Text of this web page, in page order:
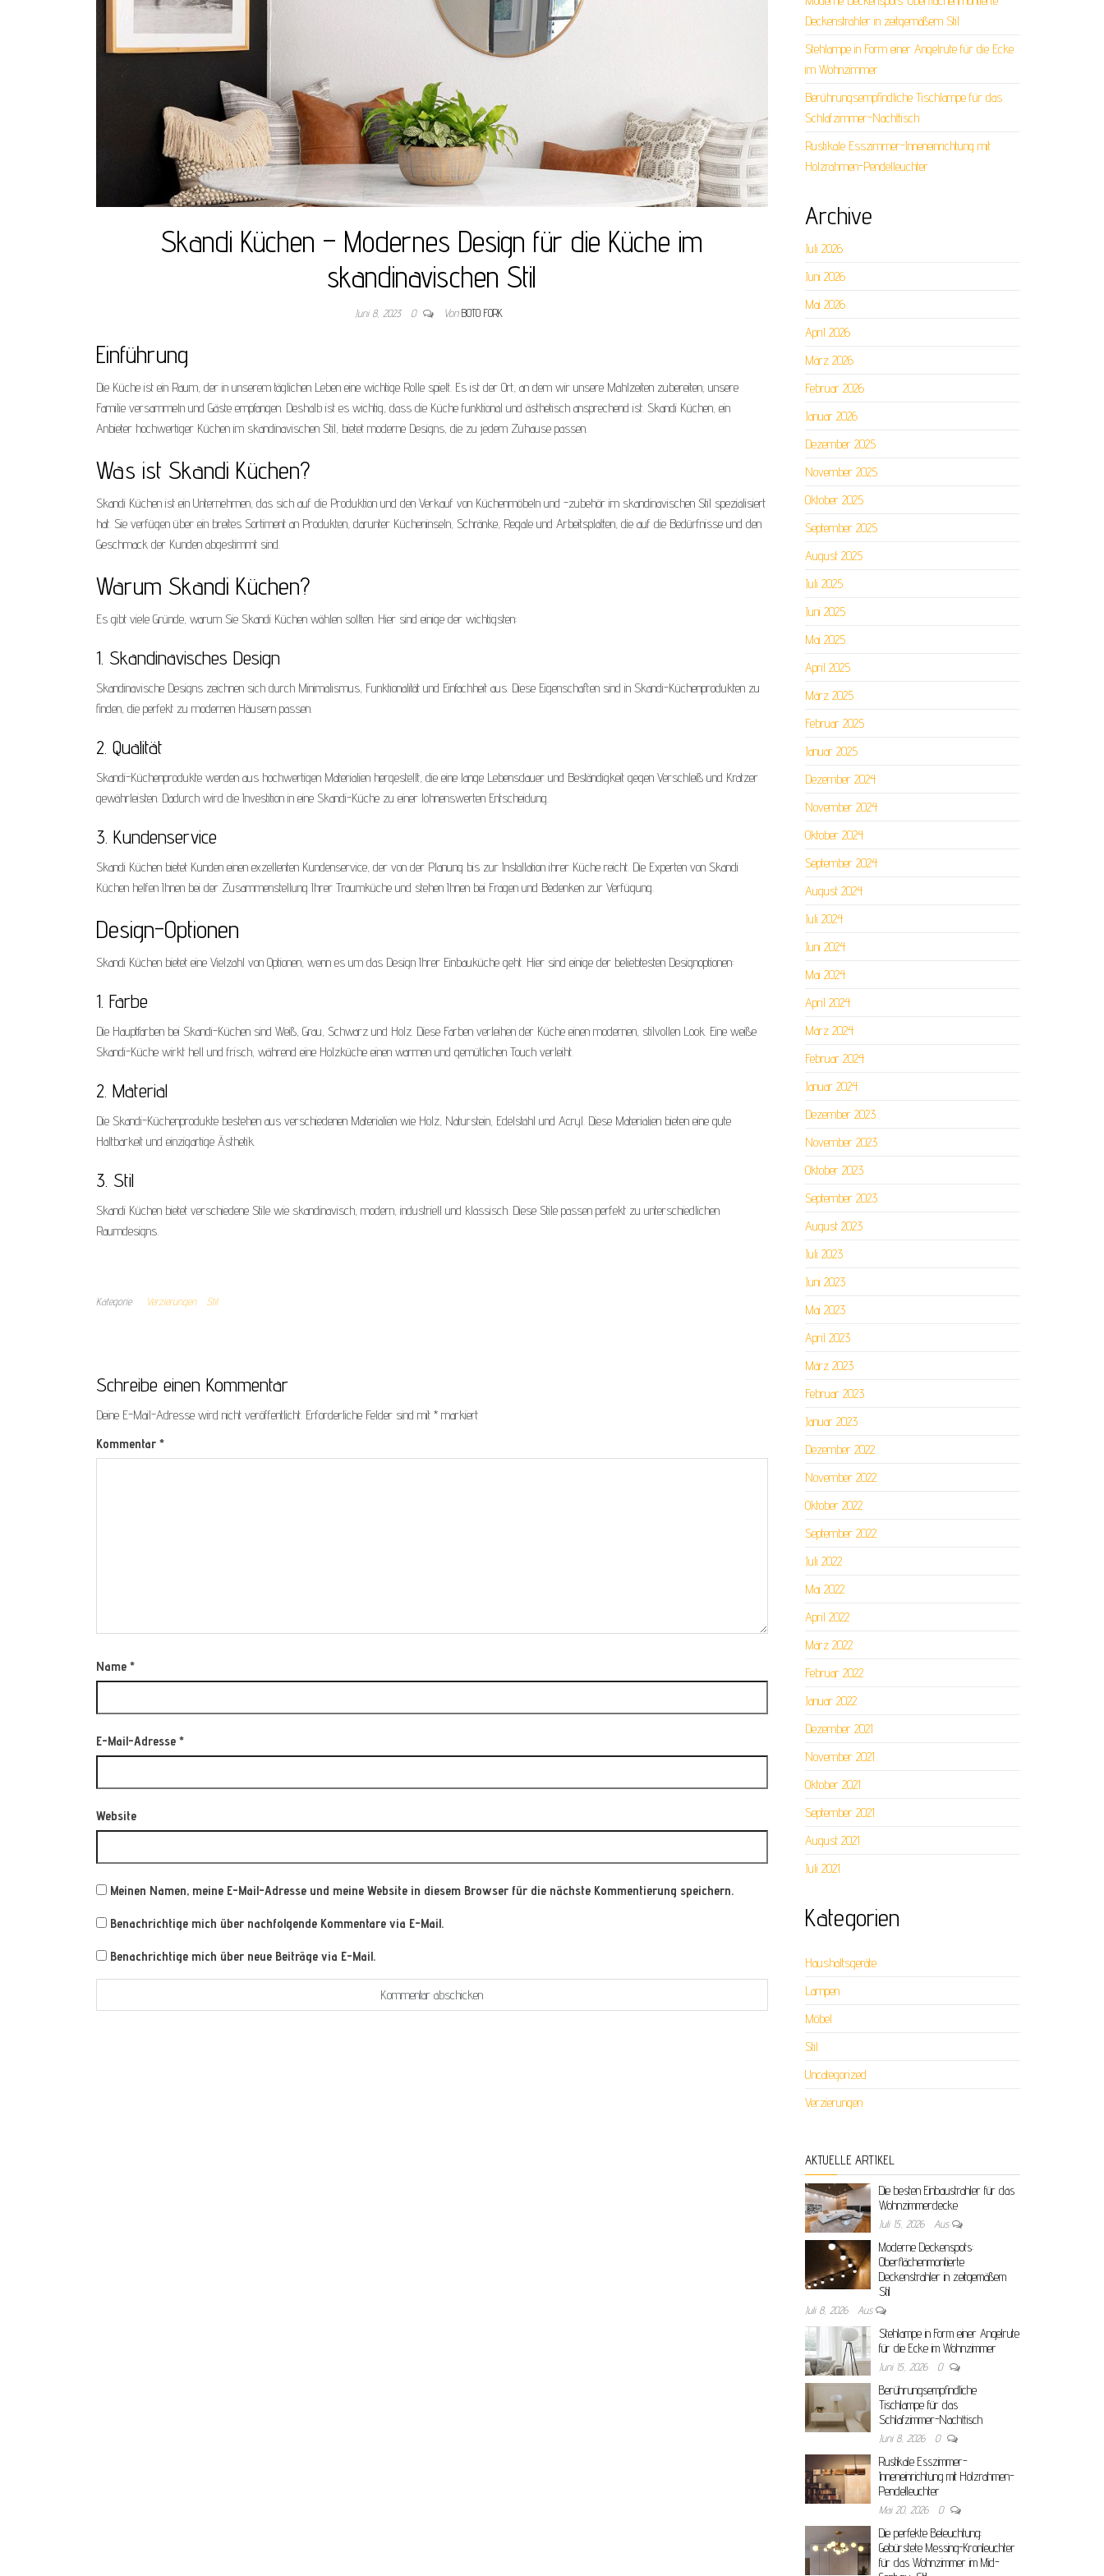
Skandi Küchen – Modernes Design für die Küche im
skandinavischen Stil
Juni 8, 2023 0 Von BOTO FORK
Einführung
Die Küche ist ein Raum, der in unserem täglichen Leben eine wichtige Rolle spielt. Es ist der Ort, an dem wir unsere Mahlzeiten zubereiten, unsere
Familie versammeln und Gäste empfangen. Deshalb ist es wichtig, dass die Küche funktional und ästhetisch ansprechend ist. Skandi Küchen, ein
Anbieter hochwertiger Küchen im skandinavischen Stil, bietet moderne Designs, die zu jedem Zuhause passen.
Was ist Skandi Küchen?
Skandi Küchen ist ein Unternehmen, das sich auf die Produktion und den Verkauf von Küchenmöbeln und -zubehör im skandinavischen Stil spezialisiert
hat. Sie verfügen über ein breites Sortiment an Produkten, darunter Kücheninseln, Schränke, Regale und Arbeitsplatten, die auf die Bedürfnisse und den
Geschmack der Kunden abgestimmt sind.
Warum Skandi Küchen?
Es gibt viele Gründe, warum Sie Skandi Küchen wählen sollten. Hier sind einige der wichtigsten:
1. Skandinavisches Design
Skandinavische Designs zeichnen sich durch Minimalismus, Funktionalität und Einfachheit aus. Diese Eigenschaften sind in Skandi-Küchenprodukten zu
finden, die perfekt zu modernen Häusern passen.
2. Qualität
Skandi-Küchenprodukte werden aus hochwertigen Materialien hergestellt, die eine lange Lebensdauer und Beständigkeit gegen Verschleiß und Kratzer
gewährleisten. Dadurch wird die Investition in eine Skandi-Küche zu einer lohnenswerten Entscheidung.
3. Kundenservice
Skandi Küchen bietet Kunden einen exzellenten Kundenservice, der von der Planung bis zur Installation ihrer Küche reicht. Die Experten von Skandi
Küchen helfen Ihnen bei der Zusammenstellung Ihrer Traumküche und stehen Ihnen bei Fragen und Bedenken zur Verfügung.
Design-Optionen
Skandi Küchen bietet eine Vielzahl von Optionen, wenn es um das Design Ihrer Einbauküche geht. Hier sind einige der beliebtesten Designoptionen:
1. Farbe
Die Hauptfarben bei Skandi-Küchen sind Weiß, Grau, Schwarz und Holz. Diese Farben verleihen der Küche einen modernen, stilvollen Look. Eine weiße
Skandi-Küche wirkt hell und frisch, während eine Holzküche einen warmen und gemütlichen Touch verleiht.
2. Material
Die Skandi-Küchenprodukte bestehen aus verschiedenen Materialien wie Holz, Naturstein, Edelstahl und Acryl. Diese Materialien bieten eine gute
Haltbarkeit und einzigartige Ästhetik.
3. Stil
Skandi Küchen bietet verschiedene Stile wie skandinavisch, modern, industriell und klassisch. Diese Stile passen perfekt zu unterschiedlichen
Raumdesigns.
Kategorie Verzierungen Stil
Schreibe einen Kommentar
Deine E-Mail-Adresse wird nicht veröffentlicht. Erforderliche Felder sind mit * markiert
Kommentar *
Name *
E-Mail-Adresse *
Website
Meinen Namen, meine E-Mail-Adresse und meine Website in diesem Browser für die nächste Kommentierung speichern.
Benachrichtige mich über nachfolgende Kommentare via E-Mail.
Benachrichtige mich über neue Beiträge via E-Mail.
Deckenstrahler in zeitgemäßem Stil
Stehlampe in Form einer Angelrute für die Ecke
im Wohnzimmer
Berührungsempfindliche Tischlampe für das
Schlafzimmer-Nachttisch
Rustikale Esszimmer-Inneneinrichtung mit
Holzrahmen-Pendelleuchter
Archive
Juli 2026
Juni 2026
Mai 2026
April 2026
März 2026
Februar 2026
Januar 2026
Dezember 2025
November 2025
Oktober 2025
September 2025
August 2025
Juli 2025
Juni 2025
Mai 2025
April 2025
März 2025
Februar 2025
Januar 2025
Dezember 2024
November 2024
Oktober 2024
September 2024
August 2024
Juli 2024
Juni 2024
Mai 2024
April 2024
März 2024
Februar 2024
Januar 2024
Dezember 2023
November 2023
Oktober 2023
September 2023
August 2023
Juli 2023
Juni 2023
Mai 2023
April 2023
März 2023
Februar 2023
Januar 2023
Dezember 2022
November 2022
Oktober 2022
September 2022
Juli 2022
Mai 2022
April 2022
März 2022
Februar 2022
Januar 2022
Dezember 2021
November 2021
Oktober 2021
September 2021
August 2021
Juli 2021
Kategorien
Haushaltsgeräte
Lampen
Möbel
Stil
Uncategorized
Verzierungen
AKTUELLE ARTIKEL
Die besten Einbaustrahler für das
Wohnzimmerdecke
Juli 15, 2026 Aus
Moderne Deckenspots:
Oberflächenmontierte
Deckenstrahler in zeitgemäßem
Stil
Juli 8, 2026 Aus
Stehlampe in Form einer Angelrute
für die Ecke im Wohnzimmer
Juni 15, 2026 0
Berührungsempfindliche
Tischlampe für das
Schlafzimmer-Nachttisch
Juni 8, 2026 0
Rustikale Esszimmer-
Inneneinrichtung mit Holzrahmen-
Pendelleuchter
Mai 20, 2026 0
Die perfekte Beleuchtung:
Gebürstete Messing-Kronleuchter
für das Wohnzimmer im Mid-